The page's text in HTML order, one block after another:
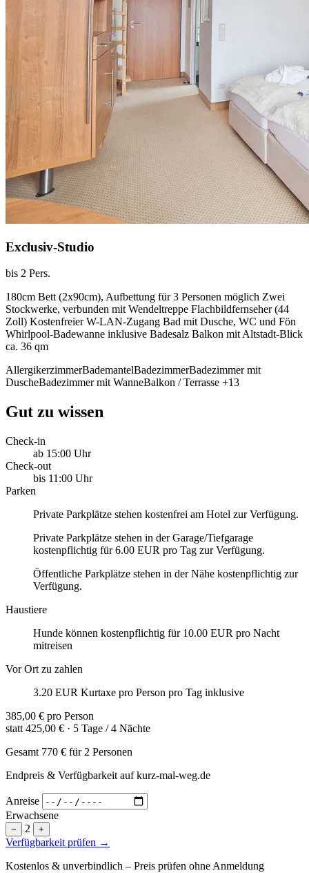
Exclusiv-Studio
bis 2 Pers.
180cm Bett (2x90cm), Aufbettung für 3 Personen möglich Zwei
Stockwerke, verbunden mit Wendeltreppe Flachbildfernseher (44
Zoll) Kostenfreier W-LAN-Zugang Bad mit Dusche, WC und Fön
Whirlpool-Badewanne inklusive Badesalz Balkon mit Altstadt-Blick
ca. 36 qm
AllergikerzimmerBademantelBadezimmerBadezimmer mit
DuscheBadezimmer mit WanneBalkon / Terrasse +13
Gut zu wissen
Check-in
ab 15:00 Uhr
Check-out
bis 11:00 Uhr
Parken
Private Parkplätze stehen kostenfrei am Hotel zur Verfügung.
Private Parkplätze stehen in der Garage/Tiefgarage
kostenpflichtig für 6.00 EUR pro Tag zur Verfügung.
Öffentliche Parkplätze stehen in der Nähe kostenpflichtig zur
Verfügung.
Haustiere
Hunde können kostenpflichtig für 10.00 EUR pro Nacht
mitreisen
Vor Ort zu zahlen
3.20 EUR Kurtaxe pro Person pro Tag inklusive
385,00 € pro Person
statt 425,00 € · 5 Tage / 4 Nächte
Gesamt 770 € für 2 Personen
Endpreis & Verfügbarkeit auf kurz-mal-weg.de
Anreise
Erwachsene
− 2 +
Verfügbarkeit prüfen →
Kostenlos & unverbindlich – Preis prüfen ohne Anmeldung